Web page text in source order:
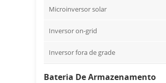
Microinversor solar
Inversor on-grid
Inversor fora de grade
Bateria De Armazenamento